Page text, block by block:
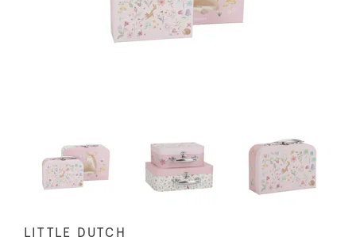
LITTLE DUTCH